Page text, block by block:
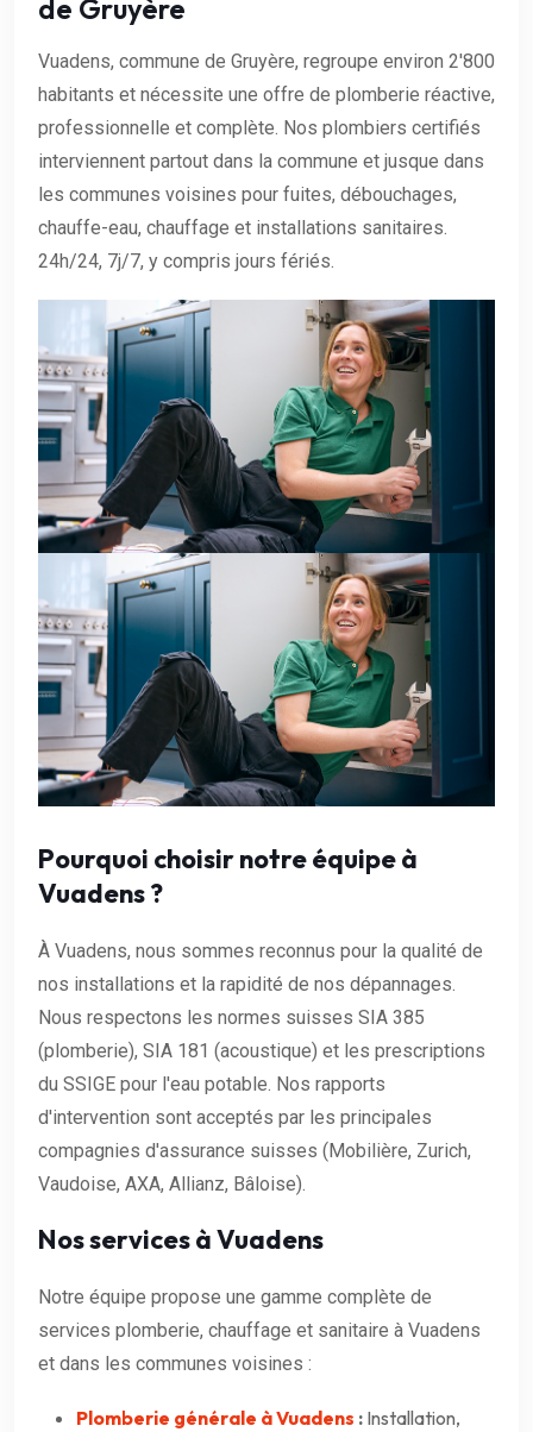
de Gruyère
Vuadens, commune de Gruyère, regroupe environ 2'800
habitants et nécessite une offre de plomberie réactive,
professionnelle et complète. Nos plombiers certifiés
interviennent partout dans la commune et jusque dans
les communes voisines pour fuites, débouchages,
chauffe-eau, chauffage et installations sanitaires.
24h/24, 7j/7, y compris jours fériés.
Pourquoi choisir notre équipe à
Vuadens ?
À Vuadens, nous sommes reconnus pour la qualité de
nos installations et la rapidité de nos dépannages.
Nous respectons les normes suisses SIA 385
(plomberie), SIA 181 (acoustique) et les prescriptions
du SSIGE pour l'eau potable. Nos rapports
d'intervention sont acceptés par les principales
compagnies d'assurance suisses (Mobilière, Zurich,
Vaudoise, AXA, Allianz, Bâloise).
Nos services à Vuadens
Notre équipe propose une gamme complète de
services plomberie, chauffage et sanitaire à Vuadens
et dans les communes voisines :
Plomberie générale à Vuadens : Installation,